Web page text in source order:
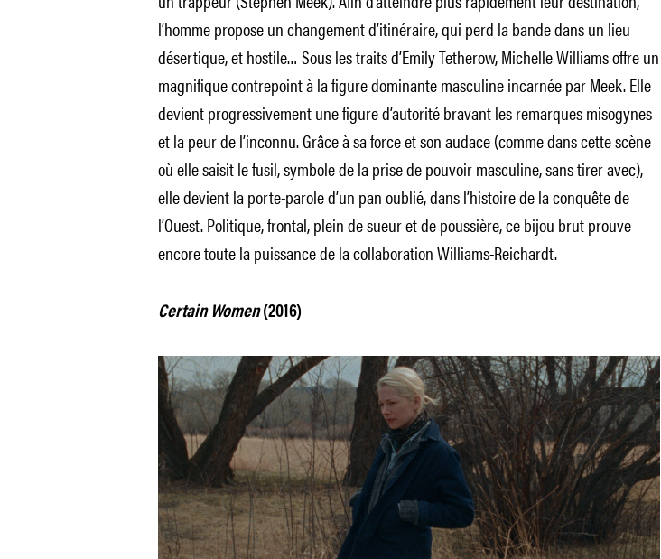
l’homme propose un changement d’itinéraire, qui perd la bande dans un lieu
désertique, et hostile… Sous les traits d’Emily Tetherow, Michelle Williams offre un
magnifique contrepoint à la figure dominante masculine incarnée par Meek. Elle
devient progressivement une figure d’autorité bravant les remarques misogynes
et la peur de l’inconnu. Grâce à sa force et son audace (comme dans cette scène
où elle saisit le fusil, symbole de la prise de pouvoir masculine, sans tirer avec),
elle devient la porte-parole d’un pan oublié, dans l’histoire de la conquête de
l’Ouest. Politique, frontal, plein de sueur et de poussière, ce bijou brut prouve
encore toute la puissance de la collaboration Williams-Reichardt.
Certain Women(2016)